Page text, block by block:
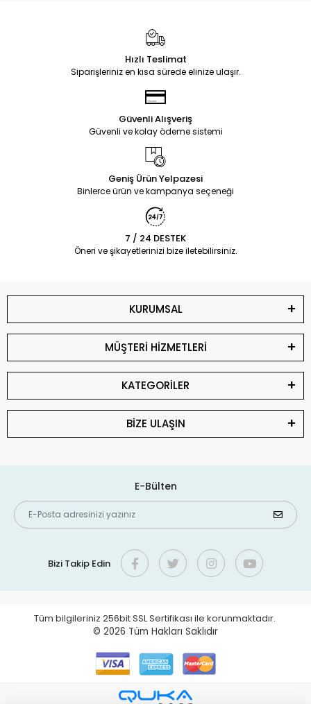
Hızlı Teslimat
Siparişleriniz en kısa sürede elinize ulaşır.
Güvenli Alışveriş
Güvenli ve kolay ödeme sistemi
Geniş Ürün Yelpazesi
Binlerce ürün ve kampanya seçeneği
7 / 24 DESTEK
Öneri ve şikayetlerinizi bize iletebilirsiniz.
KURUMSAL
MÜŞTERİ HİZMETLERİ
KATEGORİLER
BİZE ULAŞIN
E-Bülten
Bizi Takip Edin
Tüm bilgileriniz 256bit SSL Sertifikası ile korunmaktadır.
© 2026 Tüm Hakları Saklıdır